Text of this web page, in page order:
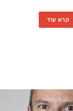
קרא עוד